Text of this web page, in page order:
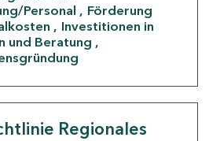
Personal
Förderung
Investitionen in
und Beratung
Regionales